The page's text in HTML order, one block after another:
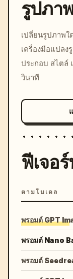
รูปภา
เปลี่ยนรูปภาพ
เครื่องมือแปลง
ประกอบ สไตล์
วินาที
ฟีเจอ
ตามโมเดล
พรอมต์ GPT
พรอมต์ Nano
พรอมต์